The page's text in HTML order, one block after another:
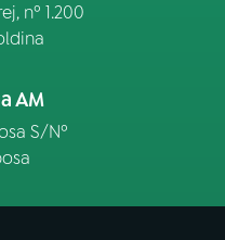
nº 1.200
AM
S/Nº